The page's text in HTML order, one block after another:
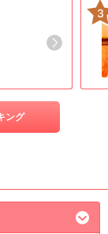
ング
3